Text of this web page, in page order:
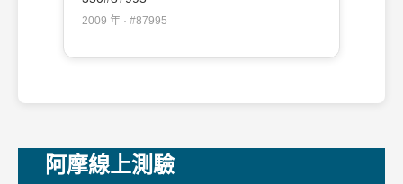
2009 年 · #87995
阿摩線上測驗